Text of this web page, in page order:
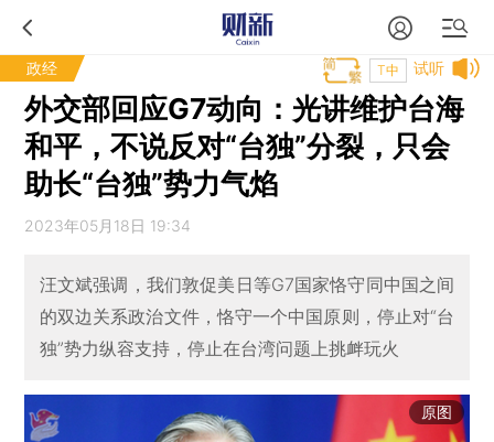
政经 试听
T中
外交部回应G7动向：光讲维护台海
和平，不说反对“台独”分裂，只会
助长“台独”势力气焰
2023年05月18日 19:34
汪文斌强调，我们敦促美日等G7国家恪守同中国之间
的双边关系政治文件，恪守一个中国原则，停止对“台
独”势力纵容支持，停止在台湾问题上挑衅玩火
原图